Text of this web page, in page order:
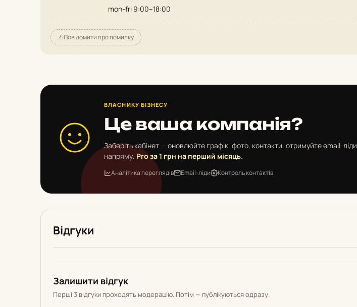
mon-fri 9:00–18:00
⚠️Повідомити про помилку
ВЛАСНИКУ БІЗНЕСУ
Це ваша компанія?
Заберіть кабінет — оновлюйте графік, фото, контакти, отримуйте email-ліди
напряму. Pro за 1 грн на перший місяць.
Аналітика переглядів Email-ліди Контроль контактів
Відгуки
Залишити відгук
Перші 3 відгуки проходять модерацію. Потім — публікуються одразу.